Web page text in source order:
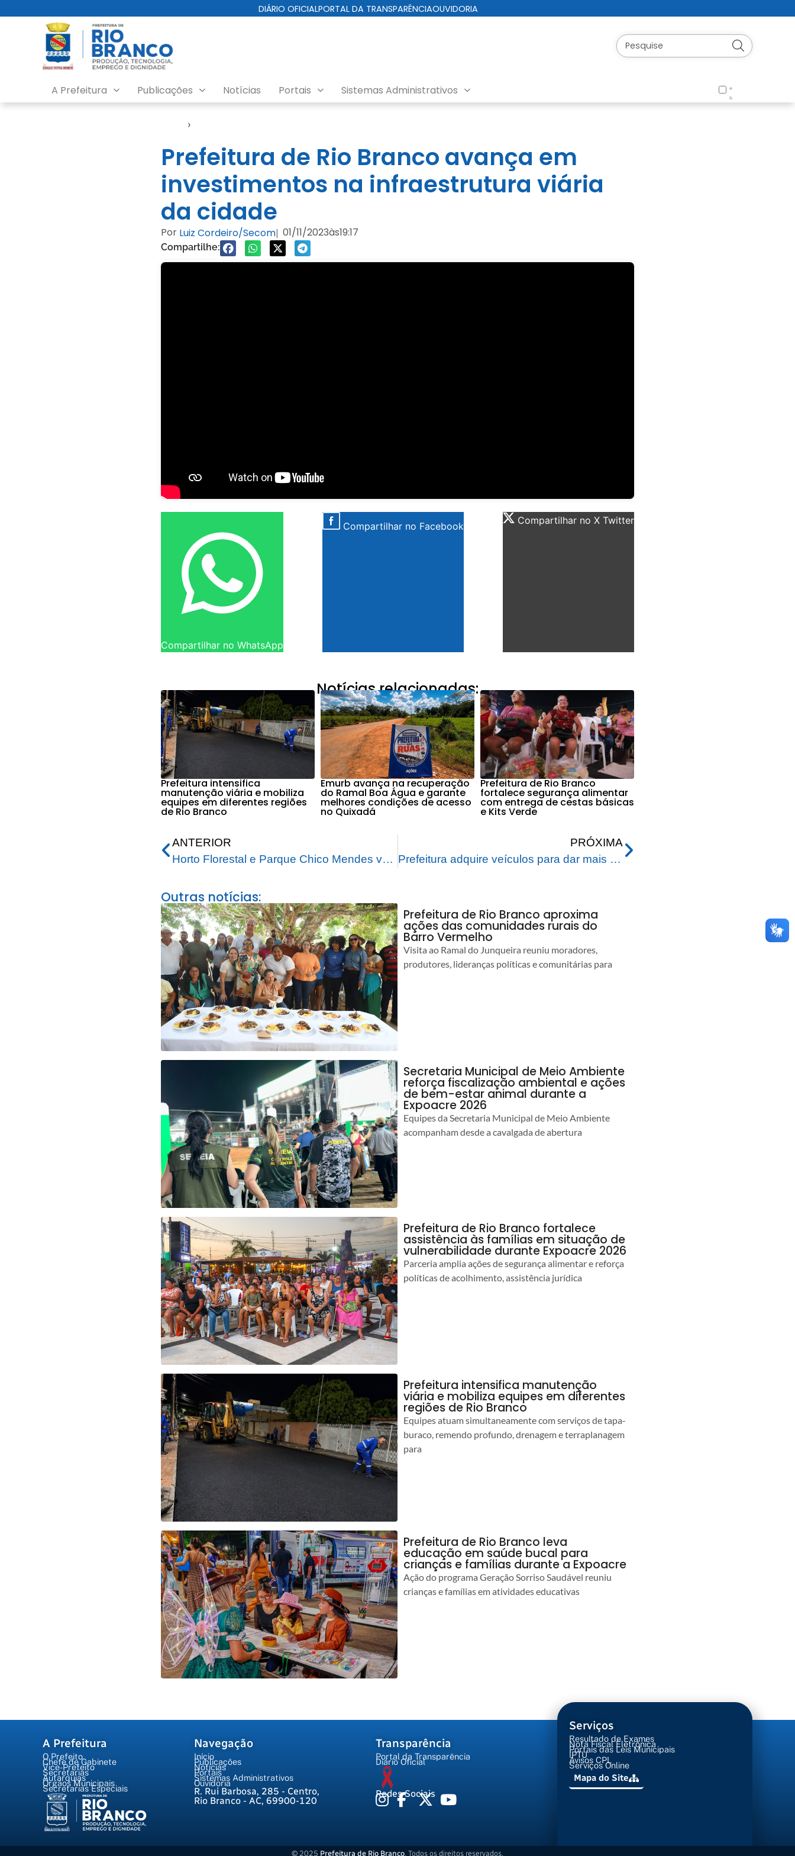
DIÁRIO OFICIALPORTAL DA TRANSPARÊNCIAOUVIDORIA
A Prefeitura Publicações Notícias Portais Sistemas Administrativos
›
Prefeitura de Rio Branco avança em
investimentos na infraestrutura viária
da cidade
Por Luiz Cordeiro/Secom| 01/11/2023às19:17
Compartilhe:
Compartilhar no WhatsApp
Compartilhar no Facebook Compartilhar no X Twitter
Notícias relacionadas:
Prefeitura intensifica
manutenção viária e mobiliza
equipes em diferentes regiões
de Rio Branco
Emurb avança na recuperação
do Ramal Boa Água e garante
melhores condições de acesso
no Quixadá
Prefeitura de Rio Branco
fortalece segurança alimentar
com entrega de cestas básicas
e Kits Verde
ANTERIOR
Horto Florestal e Parque Chico Mendes vão abrir normalmente no feriadão
PRÓXIMA
Prefeitura adquire veículos para dar mais assistência ao homem do campo
Outras notícias:
Prefeitura de Rio Branco aproxima
ações das comunidades rurais do
Barro Vermelho
Visita ao Ramal do Junqueira reuniu moradores,
produtores, lideranças políticas e comunitárias para
Secretaria Municipal de Meio Ambiente
reforça fiscalização ambiental e ações
de bem-estar animal durante a
Expoacre 2026
Equipes da Secretaria Municipal de Meio Ambiente
acompanham desde a cavalgada de abertura
Prefeitura de Rio Branco fortalece
assistência às famílias em situação de
vulnerabilidade durante Expoacre 2026
Parceria amplia ações de segurança alimentar e reforça
políticas de acolhimento, assistência jurídica
Prefeitura intensifica manutenção
viária e mobiliza equipes em diferentes
regiões de Rio Branco
Equipes atuam simultaneamente com serviços de tapa-
buraco, remendo profundo, drenagem e terraplanagem
para
Prefeitura de Rio Branco leva
educação em saúde bucal para
crianças e famílias durante a Expoacre
Ação do programa Geração Sorriso Saudável reuniu
crianças e famílias em atividades educativas
A Prefeitura
O Prefeito
Chefe de Gabinete
Vice-Prefeito
Secretarias
Autarquias
Órgãos Municipais
Secretarias Especiais
Navegação
Início
Publicações
Notícias
Portais
Sistemas Administrativos
Ouvidoria
R. Rui Barbosa, 285 - Centro,
Rio Branco - AC, 69900-120
Transparência
Portal da Transparência
Diário Oficial
Redes Sociais
Serviços
Resultado de Exames
Nota Fiscal Eletrônica
Portais das Leis Municipais
IPTU
Avisos CPL
Serviços Online
Mapa do Site
© 2025 Prefeitura de Rio Branco. Todos os direitos reservados.